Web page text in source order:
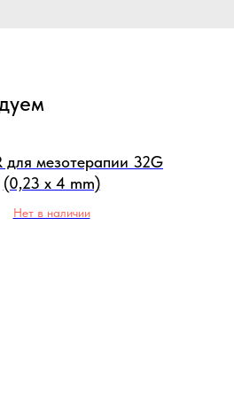
для мезотерапии 32G
(0,23 x 4 mm)
Нет в наличии